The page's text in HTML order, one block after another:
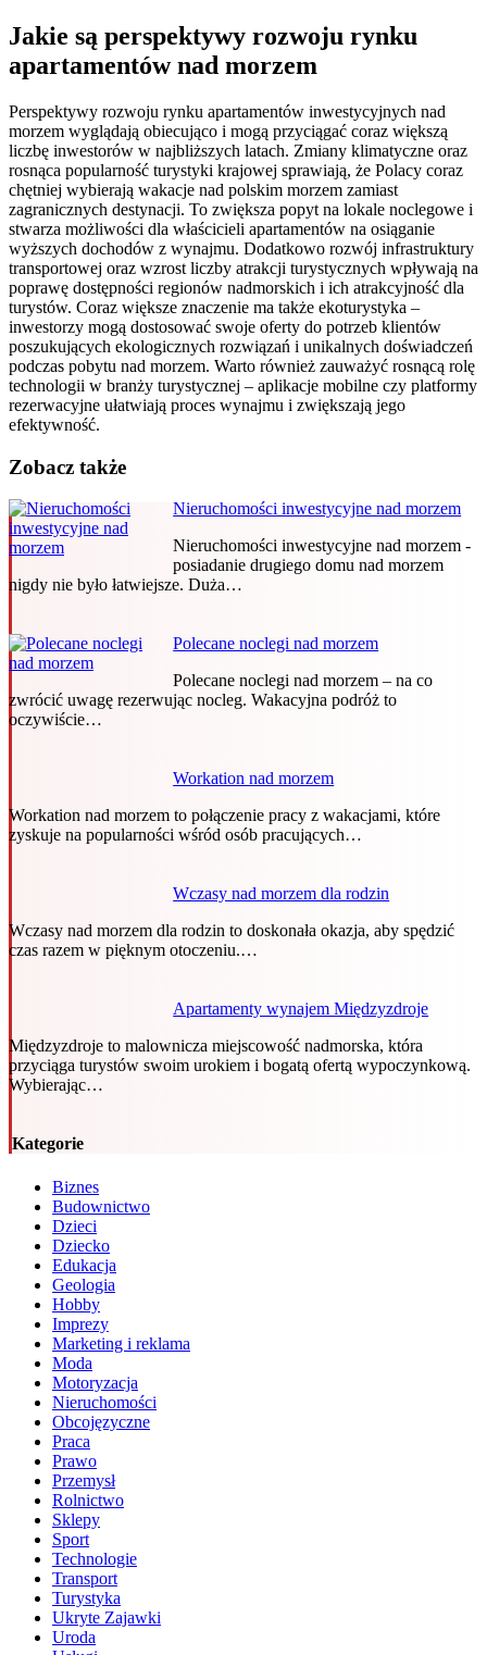
Jakie są perspektywy rozwoju rynku
apartamentów nad morzem
Perspektywy rozwoju rynku apartamentów inwestycyjnych nad
morzem wyglądają obiecująco i mogą przyciągać coraz większą
liczbę inwestorów w najbliższych latach. Zmiany klimatyczne oraz
rosnąca popularność turystyki krajowej sprawiają, że Polacy coraz
chętniej wybierają wakacje nad polskim morzem zamiast
zagranicznych destynacji. To zwiększa popyt na lokale noclegowe i
stwarza możliwości dla właścicieli apartamentów na osiąganie
wyższych dochodów z wynajmu. Dodatkowo rozwój infrastruktury
transportowej oraz wzrost liczby atrakcji turystycznych wpływają na
poprawę dostępności regionów nadmorskich i ich atrakcyjność dla
turystów. Coraz większe znaczenie ma także ekoturystyka –
inwestorzy mogą dostosować swoje oferty do potrzeb klientów
poszukujących ekologicznych rozwiązań i unikalnych doświadczeń
podczas pobytu nad morzem. Warto również zauważyć rosnącą rolę
technologii w branży turystycznej – aplikacje mobilne czy platformy
rezerwacyjne ułatwiają proces wynajmu i zwiększają jego
efektywność.
Zobacz także
Nieruchomości inwestycyjne nad morzem
Nieruchomości inwestycyjne nad morzem -
posiadanie drugiego domu nad morzem
nigdy nie było łatwiejsze. Duża…
Polecane noclegi nad morzem
Polecane noclegi nad morzem – na co
zwrócić uwagę rezerwując nocleg. Wakacyjna podróż to
oczywiście…
Workation nad morzem
Workation nad morzem to połączenie pracy z wakacjami, które
zyskuje na popularności wśród osób pracujących…
Wczasy nad morzem dla rodzin
Wczasy nad morzem dla rodzin to doskonała okazja, aby spędzić
czas razem w pięknym otoczeniu.…
Apartamenty wynajem Międzyzdroje
Międzyzdroje to malownicza miejscowość nadmorska, która
przyciąga turystów swoim urokiem i bogatą ofertą wypoczynkową.
Wybierając…
Kategorie
Biznes
Budownictwo
Dzieci
Dziecko
Edukacja
Geologia
Hobby
Imprezy
Marketing i reklama
Moda
Motoryzacja
Nieruchomości
Obcojęzyczne
Praca
Prawo
Przemysł
Rolnictwo
Sklepy
Sport
Technologie
Transport
Turystyka
Ukryte Zajawki
Uroda